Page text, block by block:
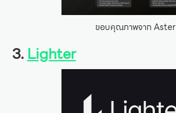
ขอบคุณภาพจาก Aster
3.Lighter